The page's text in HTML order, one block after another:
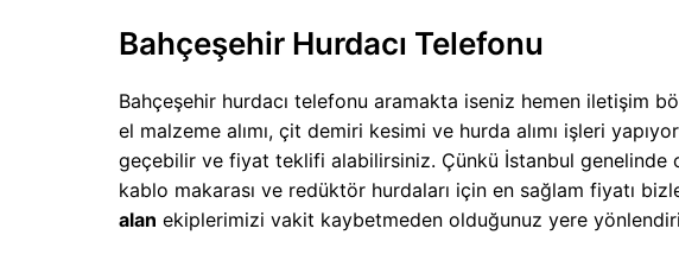
Bahçeşehir Hurdacı Telefonu
Bahçeşehir hurdacı telefonu aramakta iseniz hemen iletişim
el malzeme alımı, çit demiri kesimi ve hurda alımı işleri
geçebilir ve fiyat teklifi alabilirsiniz. Çünkü İstanbul genelinde
kablo makarası ve redüktör hurdaları için en sağlam fiyatı
alan ekiplerimizi vakit kaybetmeden olduğunuz yere